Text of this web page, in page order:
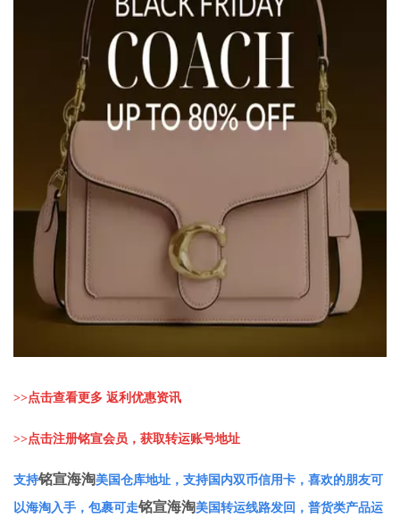
>>点击查看更多 返利优惠资讯
>>点击注册铭宣会员，获取转运账号地址
支持铭宣海淘美国仓库地址，支持国内双币信用卡，喜欢的朋友可
以海淘入手，包裹可走铭宣海淘美国转运线路发回，普货类产品运